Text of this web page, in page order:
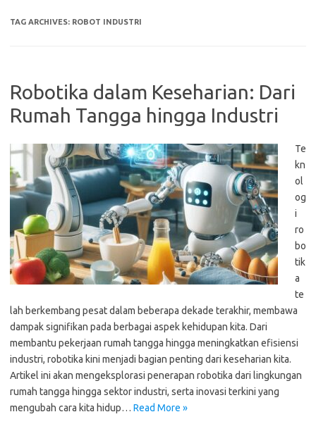
TAG ARCHIVES: ROBOT INDUSTRI
Robotika dalam Keseharian: Dari
Rumah Tangga hingga Industri
Te
kn
ol
og
i
ro
bo
tik
a
te
lah berkembang pesat dalam beberapa dekade terakhir, membawa
dampak signifikan pada berbagai aspek kehidupan kita. Dari
membantu pekerjaan rumah tangga hingga meningkatkan efisiensi
industri, robotika kini menjadi bagian penting dari keseharian kita.
Artikel ini akan mengeksplorasi penerapan robotika dari lingkungan
rumah tangga hingga sektor industri, serta inovasi terkini yang
mengubah cara kita hidup… Read More »